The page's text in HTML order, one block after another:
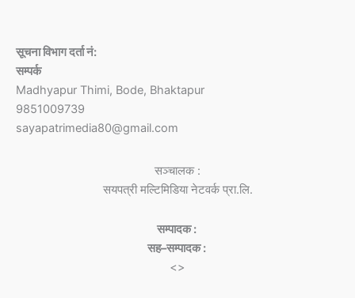
सूचना विभाग दर्ता नं:
सम्पर्क
Madhyapur Thimi, Bode, Bhaktapur
9851009739
sayapatrimedia80@gmail.com
सञ्चालक :
सयपत्री मल्टिमिडिया नेटवर्क प्रा.लि.
सम्पादक :
सह–सम्पादक :
<>